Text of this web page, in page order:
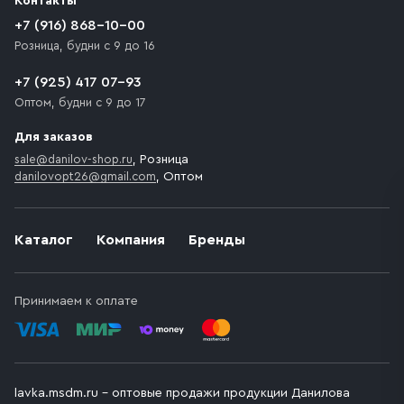
движения. Если на территории места назначения
доставки предусмотрен платный въезд, то Покупателю
необходимо компенсировать стоимость въезда
Каталог Компания Бренды
Принимаем к оплате
+7 (916) 868-10-00
Розница, будни с 9 до 16
+7 (925) 417 07-93
Оптом, будни с 9 до 17
Для заказов
sale@danilov-shop.ru, Розница
danilovopt26@gmail.com, Оптом
lavka.msdm.ru – оптовые продажи продукции Данилова